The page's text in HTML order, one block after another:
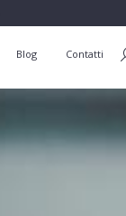
Blog Contatti